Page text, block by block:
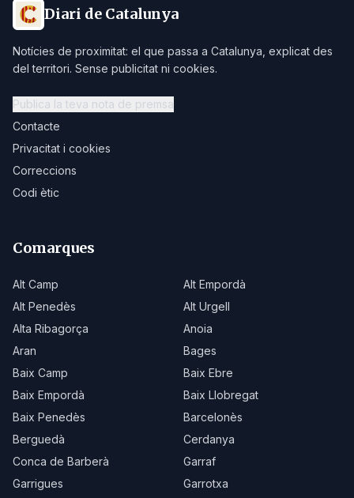
Diari de Catalunya
Notícies de proximitat: el que passa a Catalunya, explicat des
del territori. Sense publicitat ni cookies.
Publica la teva nota de premsa
Contacte
Privacitat i cookies
Correccions
Codi ètic
Comarques
Alt Camp
Alt Empordà
Alt Penedès
Alt Urgell
Alta Ribagorça
Anoia
Aran
Bages
Baix Camp
Baix Ebre
Baix Empordà
Baix Llobregat
Baix Penedès
Barcelonès
Berguedà
Cerdanya
Conca de Barberà
Garraf
Garrigues
Garrotxa